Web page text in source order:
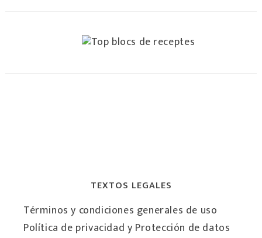
TEXTOS LEGALES
Términos y condiciones generales de uso
Política de privacidad y Protección de datos